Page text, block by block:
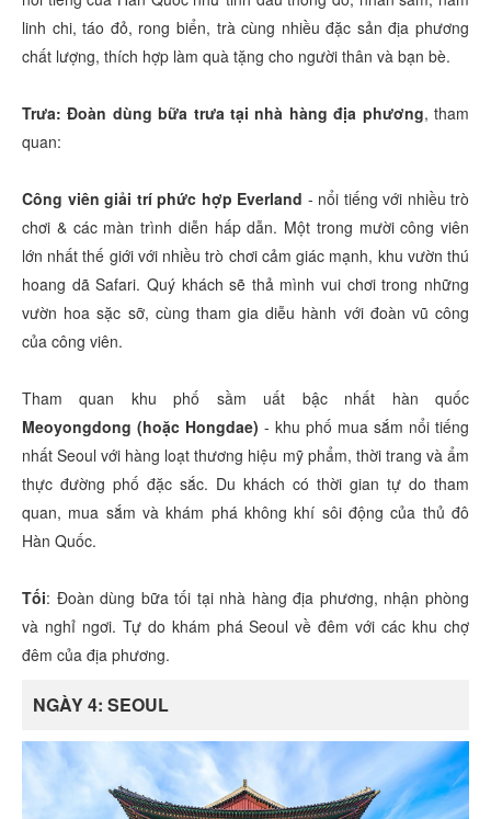
linh chi, táo đỏ, rong biển, trà cùng nhiều đặc sản địa phương
chất lượng, thích hợp làm quà tặng cho người thân và bạn bè.
Trưa: Đoàn dùng bữa trưa tại nhà hàng địa phương, tham
quan:
Công viên giải trí phức hợp Everland - nổi tiếng với nhiều trò
chơi & các màn trình diễn hấp dẫn. Một trong mười công viên
lớn nhất thế giới với nhiều trò chơi cảm giác mạnh, khu vườn thú
hoang dã Safari. Quý khách sẽ thả mình vui chơi trong những
vườn hoa sặc sỡ, cùng tham gia diễu hành với đoàn vũ công
của công viên.
Tham quan khu phố sầm uất bậc nhất hàn quốc
Meoyongdong (hoặc Hongdae) - khu phố mua sắm nổi tiếng
nhất Seoul với hàng loạt thương hiệu mỹ phẩm, thời trang và ẩm
thực đường phố đặc sắc. Du khách có thời gian tự do tham
quan, mua sắm và khám phá không khí sôi động của thủ đô
Hàn Quốc.
Tối: Đoàn dùng bữa tối tại nhà hàng địa phương, nhận phòng
và nghỉ ngơi. Tự do khám phá Seoul về đêm với các khu chợ
đêm của địa phương.
NGÀY 4: SEOUL